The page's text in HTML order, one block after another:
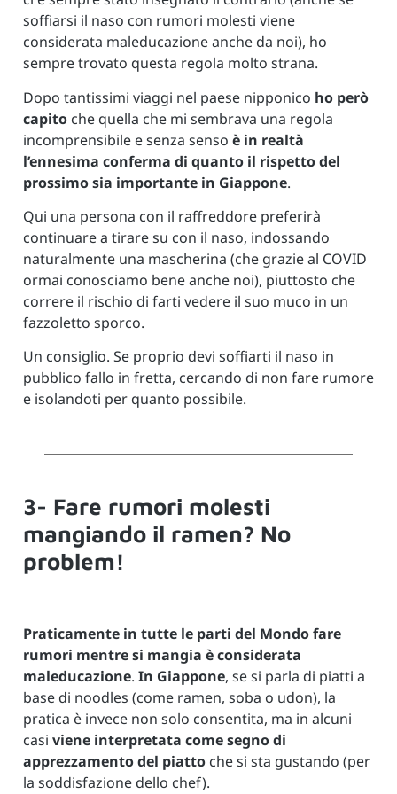
soffiarsi il naso con rumori molesti viene
considerata maleducazione anche da noi), ho
sempre trovato questa regola molto strana.
Dopo tantissimi viaggi nel paese nipponico ho però
capito che quella che mi sembrava una regola
incomprensibile e senza senso è in realtà
l’ennesima conferma di quanto il rispetto del
prossimo sia importante in Giappone.
Qui una persona con il raffreddore preferirà
continuare a tirare su con il naso, indossando
naturalmente una mascherina (che grazie al COVID
ormai conosciamo bene anche noi), piuttosto che
correre il rischio di farti vedere il suo muco in un
fazzoletto sporco.
Un consiglio. Se proprio devi soffiarti il naso in
pubblico fallo in fretta, cercando di non fare rumore
e isolandoti per quanto possibile.
3- Fare rumori molesti
mangiando il ramen? No
problem!
Praticamente in tutte le parti del Mondo fare
rumori mentre si mangia è considerata
maleducazione. In Giappone, se si parla di piatti a
base di noodles (come ramen, soba o udon), la
pratica è invece non solo consentita, ma in alcuni
casi viene interpretata come segno di
apprezzamento del piatto che si sta gustando (per
la soddisfazione dello chef).